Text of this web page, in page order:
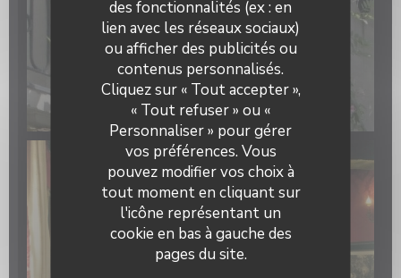
des fonctionnalités (ex : en
lien avec les réseaux sociaux)
ou afficher des publicités ou
contenus personnalisés.
Cliquez sur « Tout accepter »,
« Tout refuser » ou «
Personnaliser » pour gérer
vos préférences. Vous
pouvez modifier vos choix à
tout moment en cliquant sur
l'icône représentant un
cookie en bas à gauche des
pages du site.